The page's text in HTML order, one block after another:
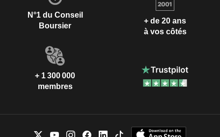
N°1 du Conseil
Boursier
+ de 20 ans
à vos côtés
+ 1 300 000
membres